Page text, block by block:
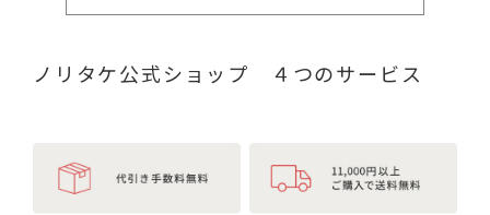
ノリタケ公式ショップ ４つのサービス